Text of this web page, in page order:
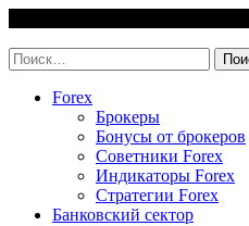
content
Найти:
Forex
Брокеры
Бонусы от брокеров
Советники Forex
Индикаторы Forex
Стратегии Forex
Банковский сектор